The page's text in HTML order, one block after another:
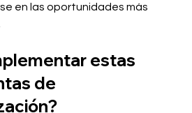
en las oportunidades más
estas
de